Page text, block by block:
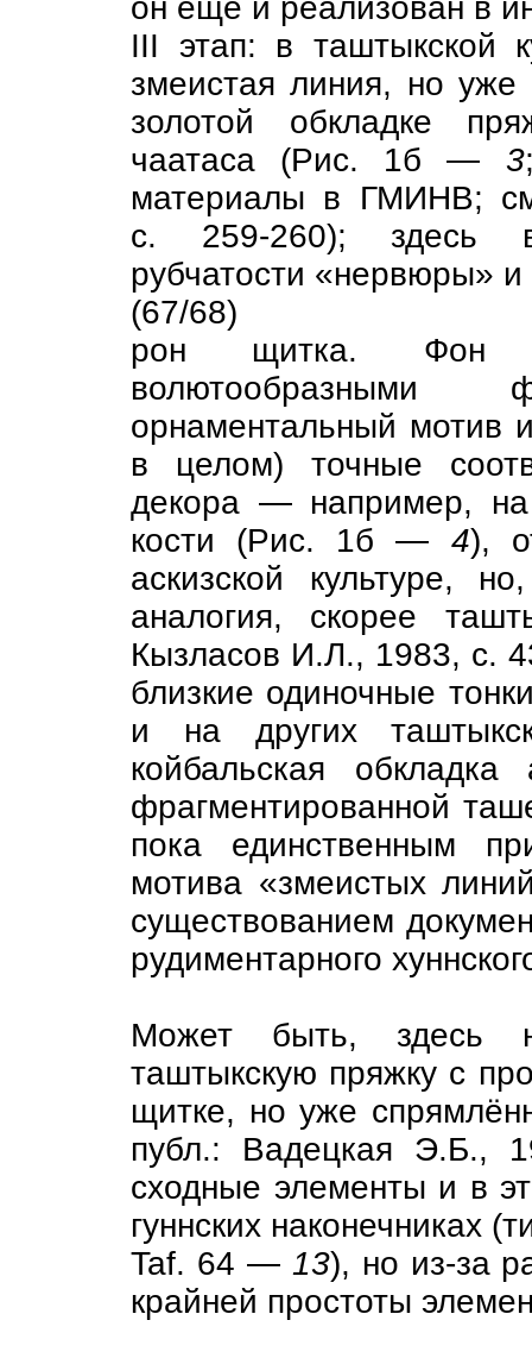
он ещё и реализован в
III этап: в таштыкской
змеистая линия, но
золотой обкладке
чаатаса (Рис. 1б — 3
материалы в ГМИНВ;
с. 259-260); здесь
рубчатости «нервюры»
(67/68)
рон щитка. Фон
орнаментальный мотив
в целом) точные
декора — например, на
кости (Рис. 1б — 4),
аскизской культуре,
аналогия, скорее
Кызласов И.Л., 1983, с.
близкие одиночные
и на других
койбальская
фрагментированной
пока единственным
мотива «змеистых
существованием
рудиментарного
Может быть, здесь
таштыкскую пряжку с
щитке, но уже
публ.: Вадецкая Э.Б.,
сходные элементы и в
гуннских наконечниках
Taf. 64 — 13), но из-за
крайней простоты